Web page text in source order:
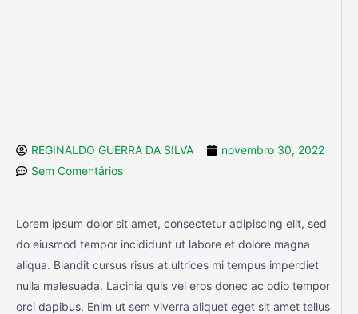
REGINALDO GUERRA DA SILVA
novembro 30, 2022
Sem Comentários
Lorem ipsum dolor sit amet, consectetur adipiscing elit, sed
do eiusmod tempor incididunt ut labore et dolore magna
aliqua. Blandit cursus risus at ultrices mi tempus imperdiet
nulla malesuada. Lacinia quis vel eros donec ac odio tempor
orci dapibus. Enim ut sem viverra aliquet eget sit amet tellus